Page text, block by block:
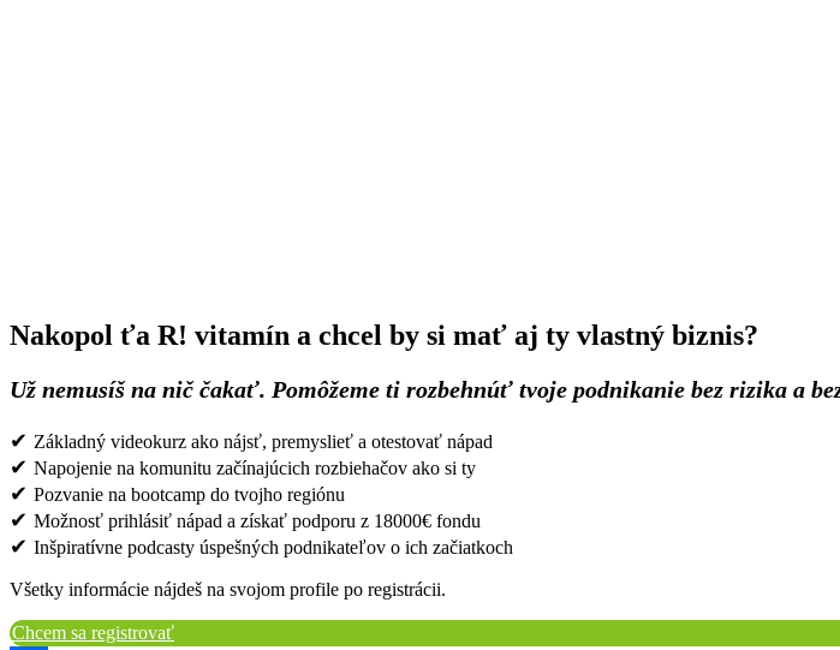
Nakopol ťa R! vitamín a chcel by si mať aj ty vlastný biznis?
Už nemusíš na nič čakať. Pomôžeme ti rozbehnúť tvoje podnikanie bez rizika a
✔ Základný videokurz ako nájsť, premyslieť a otestovať nápad
✔ Napojenie na komunitu začínajúcich rozbiehačov ako si ty
✔ Pozvanie na bootcamp do tvojho regiónu
✔ Možnosť prihlásiť nápad a získať podporu z 18000€ fondu
✔ Inšpiratívne podcasty úspešných podnikateľov o ich začiatkoch
Všetky informácie nájdeš na svojom profile po registrácii.
Chcem sa registrovať